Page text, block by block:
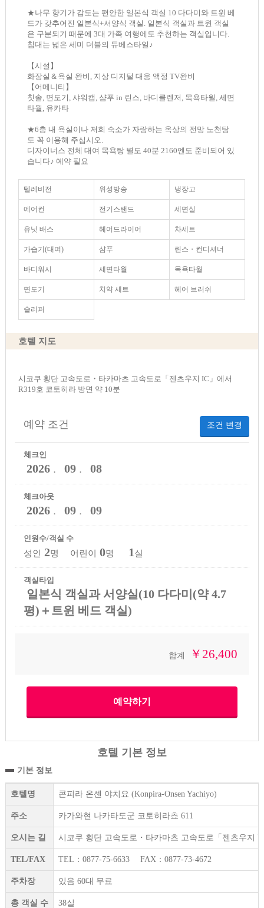
★나무 향기가 감도는 편안한 일본식 객실 10 다다미와 트윈 베
드가 갖추어진 일본식+서양식 객실. 일본식 객실과 트윈 객실
은 구분되기 때문에 3대 가족 여행에도 추천하는 객실입니다.
침대는 넓은 세미 더블의 듀베스타일♪
【시설】
화장실＆욕실 완비, 지상 디지털 대응 액정 TV완비
【어메니티】
칫솔, 면도기, 샤워캡, 샴푸 in 린스, 바디클렌저, 목욕타월, 세면
타월, 유카타
★6층 내 욕실이나 저희 숙소가 자랑하는 옥상의 전망 노천탕
도 꼭 이용해 주십시오.
디자이너스 전체 대여 목욕탕 별도 40분 2160엔도 준비되어 있
습니다♪ 예약 필요
텔레비전 위성방송 냉장고
에어컨 전기스탠드 세면실
유닛 배스 헤어드라이어 차세트
가습기(대여) 샴푸 린스・컨디셔너
바디워시 세면타월 목욕타월
면도기 치약 세트 헤어 브러쉬
슬리퍼
호텔 지도
시코쿠 횡단 고속도로・타카마츠 고속도로「젠츠우지 IC」에서
R319호 코토히라 방면 약 10분
조건 변경
예약 조건
체크인
2026． 09． 08
체크아웃
2026． 09． 09
인원수/객실 수
성인 2명 어린이 0명 1 실
객실타입
일본식 객실과 서양실(10 다다미(약 4.7
평)＋트윈 베드 객실)
합계 ￥26,400
호텔 기본 정보
기본 정보
호텔명 콘피라 온센 야치요 (Konpira-Onsen Yachiyo)
주소 카가와현 나카타도군 코토히라쵸 611
오시는 길 시코쿠 횡단 고속도로・타카마츠 고속도로「젠츠우지
TEL/FAX TEL：0877-75-6633 FAX：0877-73-4672
주차장 있음 60대 무료
총 객실 수 38실